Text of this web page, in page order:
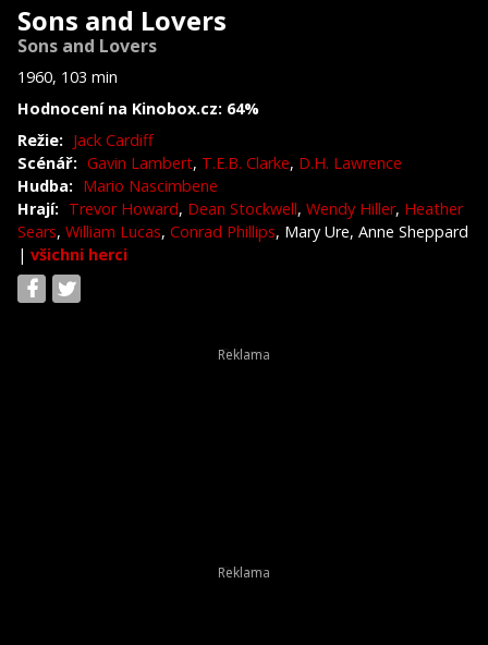
Sons and Lovers
Sons and Lovers
1960, 103 min
Hodnocení na Kinobox.cz: 64%
Režie: Jack Cardiff
Scénář: Gavin Lambert, T.E.B. Clarke, D.H. Lawrence
Hudba: Mario Nascimbene
Hrají: Trevor Howard, Dean Stockwell, Wendy Hiller, Heather
Sears, William Lucas, Conrad Phillips, Mary Ure, Anne Sheppard
| všichni herci